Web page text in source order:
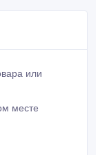
или
месте